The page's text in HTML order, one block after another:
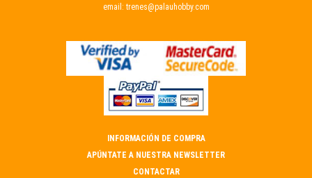
email: trenes@palauhobby.com
INFORMACIÓN DE COMPRA
APÚNTATE A NUESTRA NEWSLETTER
CONTACTAR